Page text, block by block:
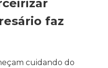
faz
cuidando do